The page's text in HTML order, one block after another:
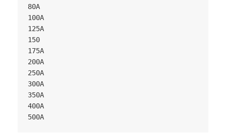
80A
100A
125A
150
175A
200A
250A
300A
350A
400A